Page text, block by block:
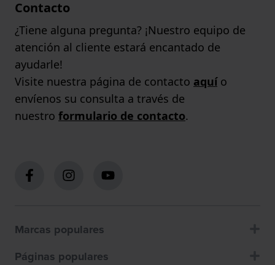
Contacto
¿Tiene alguna pregunta? ¡Nuestro equipo de
atención al cliente estará encantado de
ayudarle!
Visite nuestra página de contacto aquío
envíenos su consulta a través de
nuestro formulario de contacto.
Marcas populares
Páginas populares